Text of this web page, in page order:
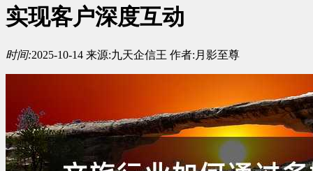
实现客户深度互动
时间:2025-10-14 来源:九天企信王 作者: 月影至尊